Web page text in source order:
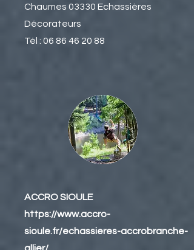
Chaumes 03330 Echassières
Décorateurs
Tél : 06 86 46 20 88
ACCRO SIOULE
https://www.accro-
sioule.fr/echassieres-accrobranche-